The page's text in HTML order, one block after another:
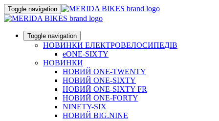
Toggle navigation
Toggle navigation
НОВИНКИ ЕЛЕКТРОВЕЛОСИПЕДІВ
eONE-SIXTY
НОВИНКИ
НОВИЙ ONE-TWENTY
НОВИЙ ONE-SIXTY
НОВИЙ ONE-SIXTY FR
НОВИЙ ONE-FORTY
NINETY-SIX
НОВИЙ BIG.NINE